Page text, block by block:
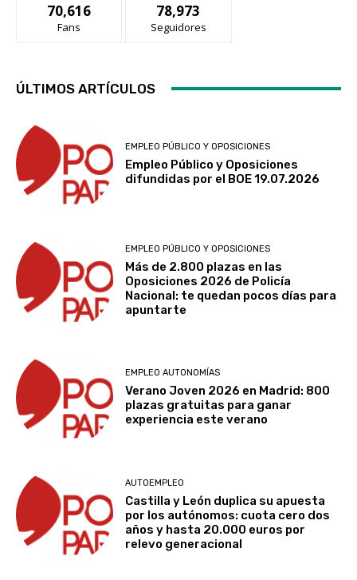
70,616
Fans
78,973
Seguidores
ÚLTIMOS ARTÍCULOS
EMPLEO PÚBLICO Y OPOSICIONES
Empleo Público y Oposiciones
difundidas por el BOE 19.07.2026
EMPLEO PÚBLICO Y OPOSICIONES
Más de 2.800 plazas en las
Oposiciones 2026 de Policía
Nacional: te quedan pocos días para
apuntarte
EMPLEO AUTONOMÍAS
Verano Joven 2026 en Madrid: 800
plazas gratuitas para ganar
experiencia este verano
AUTOEMPLEO
Castilla y León duplica su apuesta
por los autónomos: cuota cero dos
años y hasta 20.000 euros por
relevo generacional